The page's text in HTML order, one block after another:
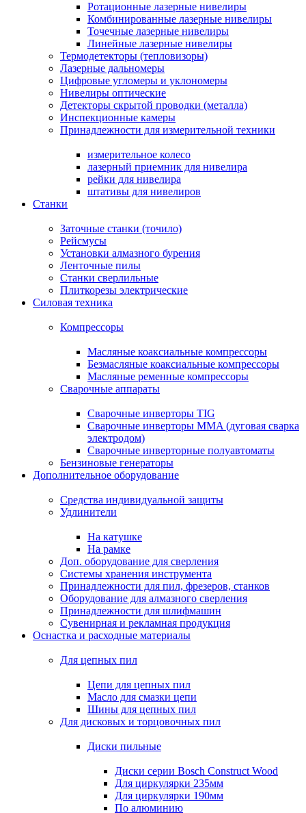
Ротационные лазерные нивелиры
Комбинированные лазерные нивелиры
Точечные лазерные нивелиры
Линейные лазерные нивелиры
Термодетекторы (тепловизоры)
Лазерные дальномеры
Цифровые угломеры и уклономеры
Нивелиры оптические
Детекторы скрытой проводки (металла)
Инспекционные камеры
Принадлежности для измерительной техники
измерительное колесо
лазерный приемник для нивелира
рейки для нивелира
штативы для нивелиров
Станки
Заточные станки (точило)
Рейсмусы
Установки алмазного бурения
Ленточные пилы
Станки сверлильные
Плиткорезы электрические
Силовая техника
Компрессоры
Масляные коаксиальные компрессоры
Безмасляные коаксиальные компрессоры
Масляные ременные компрессоры
Сварочные аппараты
Сварочные инверторы TIG
Сварочные инверторы MMA (дуговая сварка
электродом)
Сварочные инверторные полуавтоматы
Бензиновые генераторы
Дополнительное оборудование
Средства индивидуальной защиты
Удлинители
На катушке
На рамке
Доп. оборудование для сверления
Системы хранения инструмента
Принадлежности для пил, фрезеров, станков
Оборудование для алмазного сверления
Принадлежности для шлифмашин
Сувенирная и рекламная продукция
Оснастка и расходные материалы
Для цепных пил
Цепи для цепных пил
Масло для смазки цепи
Шины для цепных пил
Для дисковых и торцовочных пил
Диски пильные
Диски серии Bosch Construct Wood
Для циркулярки 235мм
Для циркулярки 190мм
По алюминию